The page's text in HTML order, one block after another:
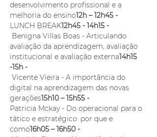
desenvolvimento profissional e a
melhoria do ensino12h – 12h45 -
LUNCH BREAK12h45 - 14h15 -
avaliação da aprendizagem, avaliação
institucional e avaliação externa14h15
-15h -
digital na aprendizagem das novas
gerações15h10 – 15h55 -
Patricia Mckay - Do operacional para o
tático e estratégico: por que e
como16h05 – 16h50 -